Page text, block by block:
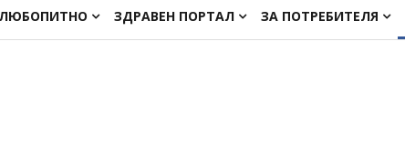
ЛЮБОПИТНО ЗДРАВЕН ПОРТАЛ ЗА ПОТРЕБИТЕЛЯ